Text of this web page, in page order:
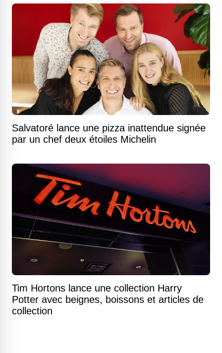
Salvatoré lance une pizza inattendue signée
par un chef deux étoiles Michelin
Tim Hortons lance une collection Harry
Potter avec beignes, boissons et articles de
collection